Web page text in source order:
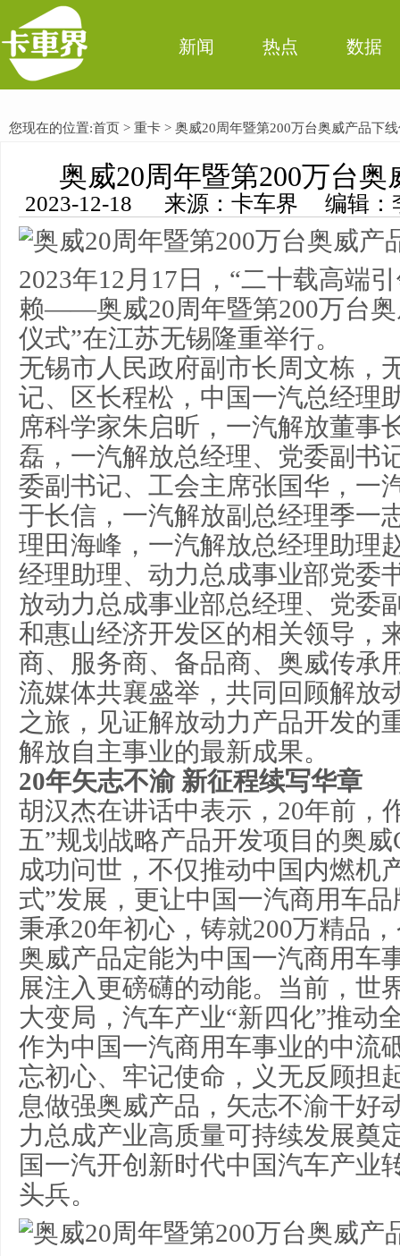
新闻 热点 数据
您现在的位置:首页 > 重卡 > 奥威20周年暨第200万台奥威产品下
奥威20周年暨第200万台
2023-12-18 来源：卡车界 编辑：
2023年12月17日，“二十载高端
赖——奥威20周年暨第200万台奥
仪式”在江苏无锡隆重举行。
无锡市人民政府副市长周文栋，
记、区长程松，中国一汽总经理
席科学家朱启昕，一汽解放董事
磊，一汽解放总经理、党委副书
委副书记、工会主席张国华，一
于长信，一汽解放副总经理季一
理田海峰，一汽解放总经理助理
经理助理、动力总成事业部党委
放动力总成事业部总经理、党委
和惠山经济开发区的相关领导，
商、服务商、备品商、奥威传承
流媒体共襄盛举，共同回顾解放
之旅，见证解放动力产品开发的
解放自主事业的最新成果。
20年矢志不渝 新征程续写华章
胡汉杰在讲话中表示，20年前，
五”规划战略产品开发项目的奥
成功问世，不仅推动中国内燃机
式”发展，更让中国一汽商用车
秉承20年初心，铸就200万精品
奥威产品定能为中国一汽商用车
展注入更磅礴的动能。当前，世
大变局，汽车产业“新四化”推动
作为中国一汽商用车事业的中流
忘初心、牢记使命，义无反顾担
息做强奥威产品，矢志不渝干好
力总成产业高质量可持续发展奠
国一汽开创新时代中国汽车产业
头兵。